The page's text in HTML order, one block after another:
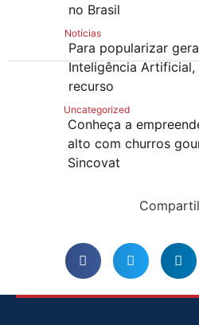
no Brasil
Notícias
Para popularizar
Inteligência Artificial,
recurso
Uncategorized
Conheça a
alto com churros
Sincovat